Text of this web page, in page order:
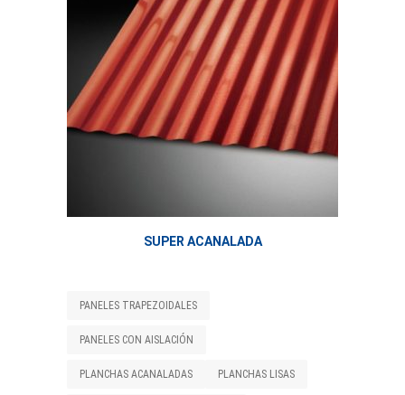
SUPER ACANALADA
PANELES TRAPEZOIDALES
PANELES CON AISLACIÓN
PLANCHAS ACANALADAS PLANCHAS LISAS